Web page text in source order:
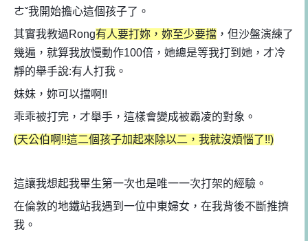
ㄜˇ我開始擔心這個孩子了。
其實我教過Rong有人要打妳，妳至少要擋 ，但沙盤演練了
幾遍，就算我放慢動作100倍，她總是等我打到她，才冷
靜的舉手說:有人打我。
妹妹，妳可以擋啊!!
乖乖被打完，才舉手，這樣會變成被霸凌的對象。
(天公伯啊!!這二個孩子加起來除以二，我就沒煩惱了!!)
這讓我想起我畢生第一次也是唯一一次打架的經驗。
在倫敦的地鐵站我遇到一位中東婦女，在我背後不斷推擠
我。